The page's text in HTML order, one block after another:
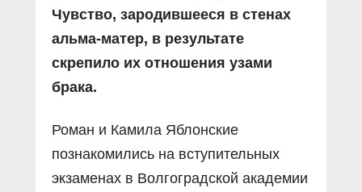
Чувство, зародившееся в стенах
альма-матер, в результате
скрепило их отношения узами
брака.
Роман и Камила Яблонские
познакомились на вступительных
экзаменах в Волгоградской академии